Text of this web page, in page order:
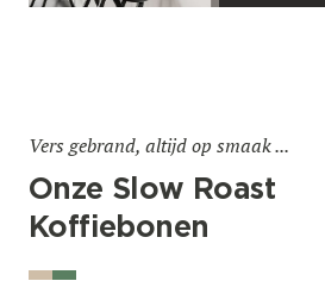
Vers gebrand, altijd op smaak ...
Onze Slow Roast
Koffiebonen